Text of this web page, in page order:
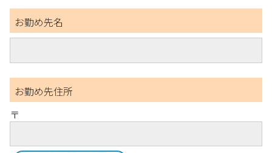
お勤め先名
お勤め先住所
〒